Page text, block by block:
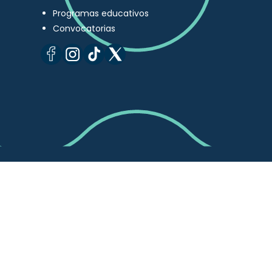
Programas educativos
Convocatorias